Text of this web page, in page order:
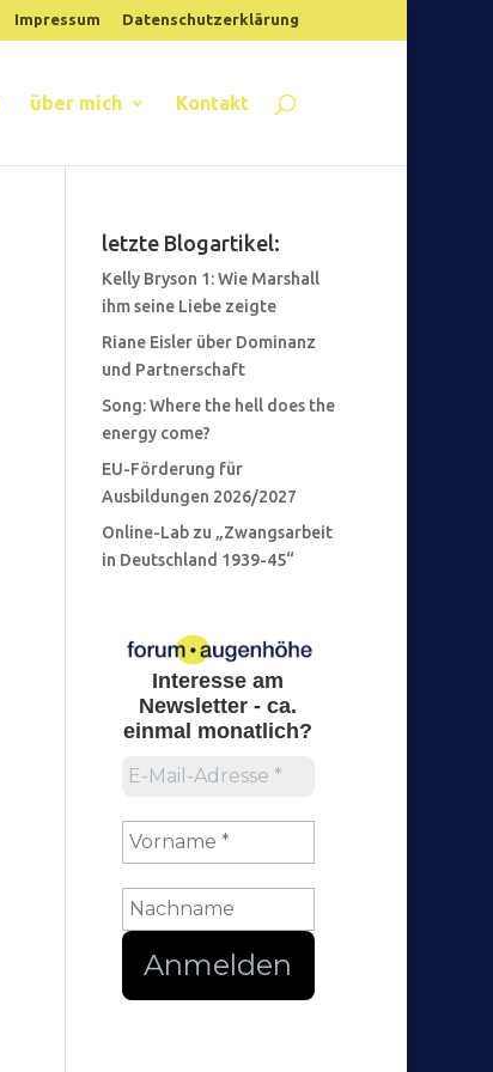
Impressum Datenschutzerklärung
über mich Kontakt
letzte Blogartikel:
Kelly Bryson 1: Wie Marshall
ihm seine Liebe zeigte
Riane Eisler über Dominanz
und Partnerschaft
Song: Where the hell does the
energy come?
EU-Förderung für
Ausbildungen 2026/2027
Online-Lab zu „Zwangsarbeit
in Deutschland 1939-45“
Interesse am
Newsletter - ca.
einmal monatlich?